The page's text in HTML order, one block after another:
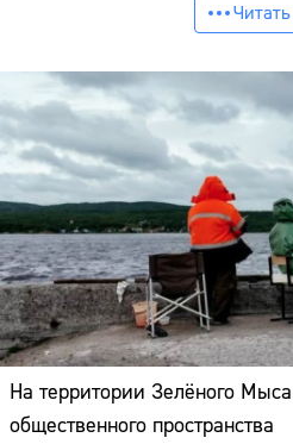
На территории Зелёного
общественного пространства